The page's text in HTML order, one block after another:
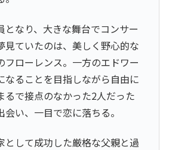
となり、大きな舞台でコンサー
見ていたのは、美しく野心的な
フローレンス。一方のエドワー
なることを目指しながら自由に
るで接点のなかった2人だった
い、一目で恋に落ちる。
として成功した厳格な父親と過